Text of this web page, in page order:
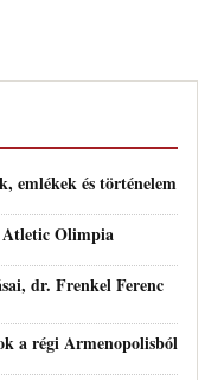
emlékek és történelem
Atletic Olimpia
dr. Frenkel Ferenc
a régi Armenopolisból